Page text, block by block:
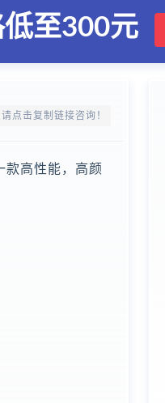
至300元
点击复制链接咨询！
款高性能，高颜